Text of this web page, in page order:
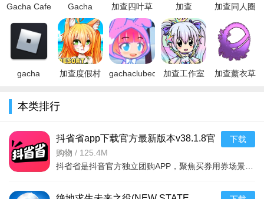
Gacha Cafe
下载2022完
整最新版v1
Gacha
Galaxy加查
银河汉化版
下载安卓最
新版
加查四叶草
游戏下载
2022最新版
(Gacha
Laven
加查
LOVE（Gacha
Love）下载
安卓汉化版
v1.1
加查同人圈
方正版
(gacha
fandoms
gacha
2026免费中
加查度假村
2022最新版
gachaclubedition(国加查工作室
加查薰衣草
本类排行
抖省省app下载官方最新版本v38.1.8官
方版
购物 / 125.4M
下载